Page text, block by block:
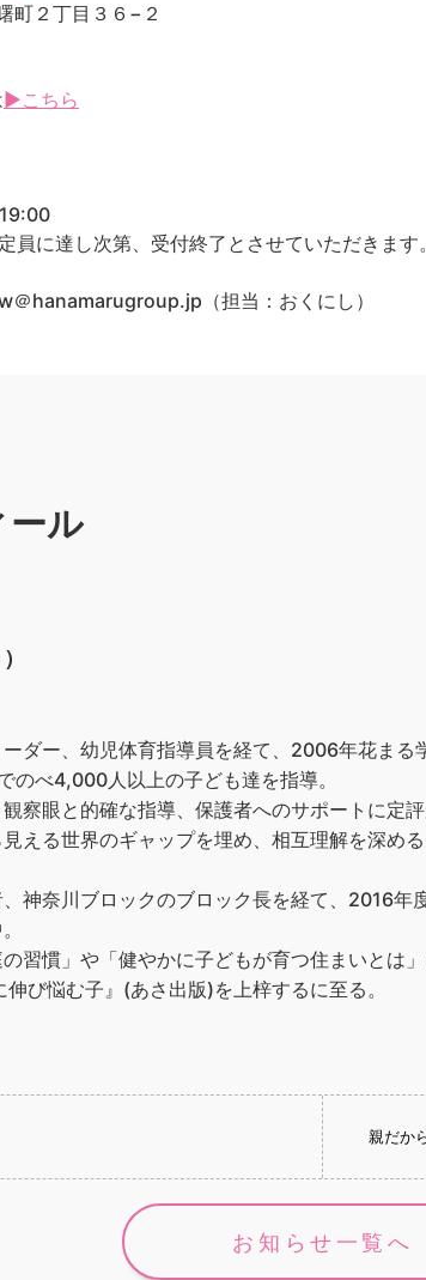
２丁目３６−２
▶こちら
員に達し次第、受付終了とさせていただきます。
＠hanamarugroup.jp（担当：おくにし）
ール
ダー、幼児体育指導員を経て、2006年花まる
のべ4,000人以上の子ども達を指導。
察眼と的確な指導、保護者へのサポートに定評
える世界のギャップを埋め、相互理解を深め
神奈川ブロックのブロック長を経て、2016
習慣」や「健やかに子どもが育つ住まいとは
び悩む子』(あさ出版)を上梓するに至る。
親だか
お知らせ一覧へ